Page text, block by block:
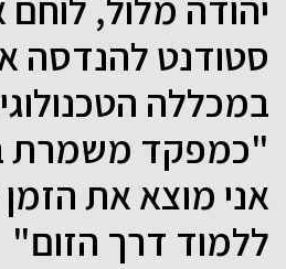
סטודנט להנדסה
במכללה
"כמפקד משמרת
אני מוצא את
ללמוד דרך הזום"